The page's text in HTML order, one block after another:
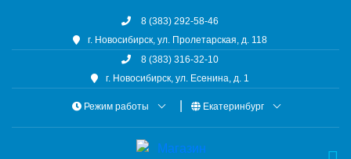
8 (383) 292-58-46
г. Новосибирск, ул. Пролетарская, д. 118
8 (383) 316-32-10
г. Новосибирск, ул. Есенина, д. 1
Режим работы Екатеринбург